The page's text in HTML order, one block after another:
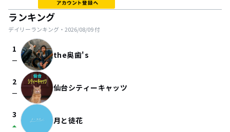
ランキング
デイリーランキング・ 2026/08/09付
1
check_indeterminate_small the奥歯's
2
check_indeterminate_small 仙台シティーキャッツ
3
arrow_drop_up 月と徒花